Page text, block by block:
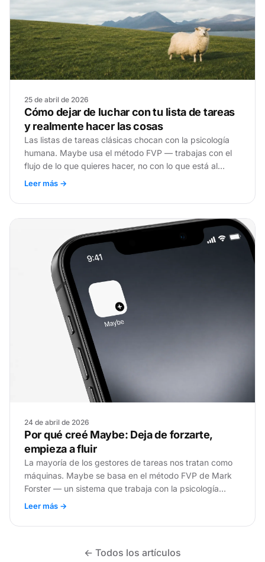
25 de abril de 2026
Cómo dejar de luchar con tu lista de tareas
y realmente hacer las cosas
Las listas de tareas clásicas chocan con la psicología
humana. Maybe usa el método FVP — trabajas con el
flujo de lo que quieres hacer, no con lo que está al
principio de la lista.
Leer más →
24 de abril de 2026
Por qué creé Maybe: Deja de forzarte,
empieza a fluir
La mayoría de los gestores de tareas nos tratan como
máquinas. Maybe se basa en el método FVP de Mark
Forster — un sistema que trabaja con la psicología
humana, no contra ella.
Leer más →
← Todos los artículos